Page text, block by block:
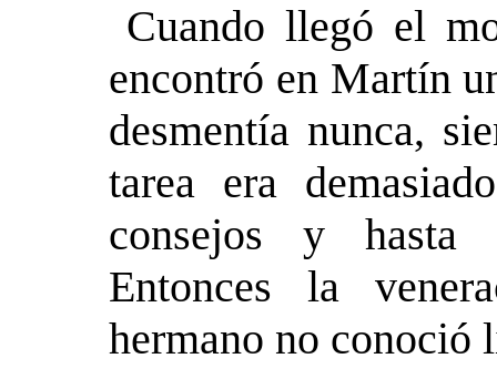
Cuando llegó el
encontró en Martín
desmentía nunca,
tarea era
consejos y hasta
Entonces la
hermano no conoció